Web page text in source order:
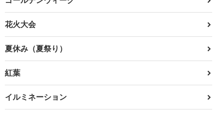
花火大会
夏休み（夏祭り）
紅葉
イルミネーション